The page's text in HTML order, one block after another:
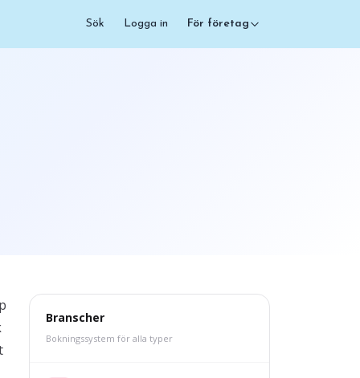
Sök Logga in För företag
Branscher
Bokningssystem för alla typer